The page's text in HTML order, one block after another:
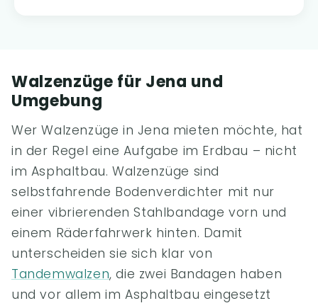
Walzenzüge für Jena und
Umgebung
Wer Walzenzüge in Jena mieten möchte, hat
in der Regel eine Aufgabe im Erdbau – nicht
im Asphaltbau. Walzenzüge sind
selbstfahrende Bodenverdichter mit nur
einer vibrierenden Stahlbandage vorn und
einem Räderfahrwerk hinten. Damit
unterscheiden sie sich klar von
Tandemwalzen, die zwei Bandagen haben
und vor allem im Asphaltbau eingesetzt